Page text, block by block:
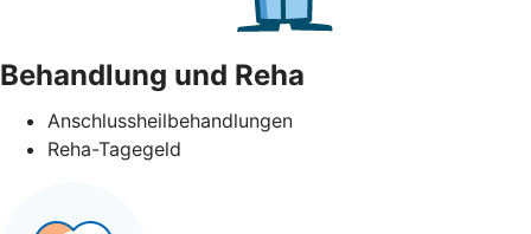
Behandlung und Reha
Anschlussheilbehandlungen
Reha-Tagegeld